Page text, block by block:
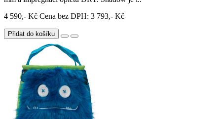
4 590,- Kč Cena bez DPH: 3 793,- Kč
Přidat do košíku